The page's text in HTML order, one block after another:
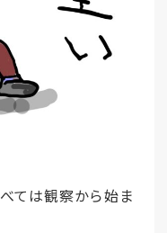
ては観察から始ま